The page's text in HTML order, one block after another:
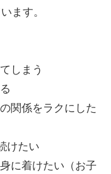
ます。
しまう
関係をラクにした
けたい
に着けたい（お子